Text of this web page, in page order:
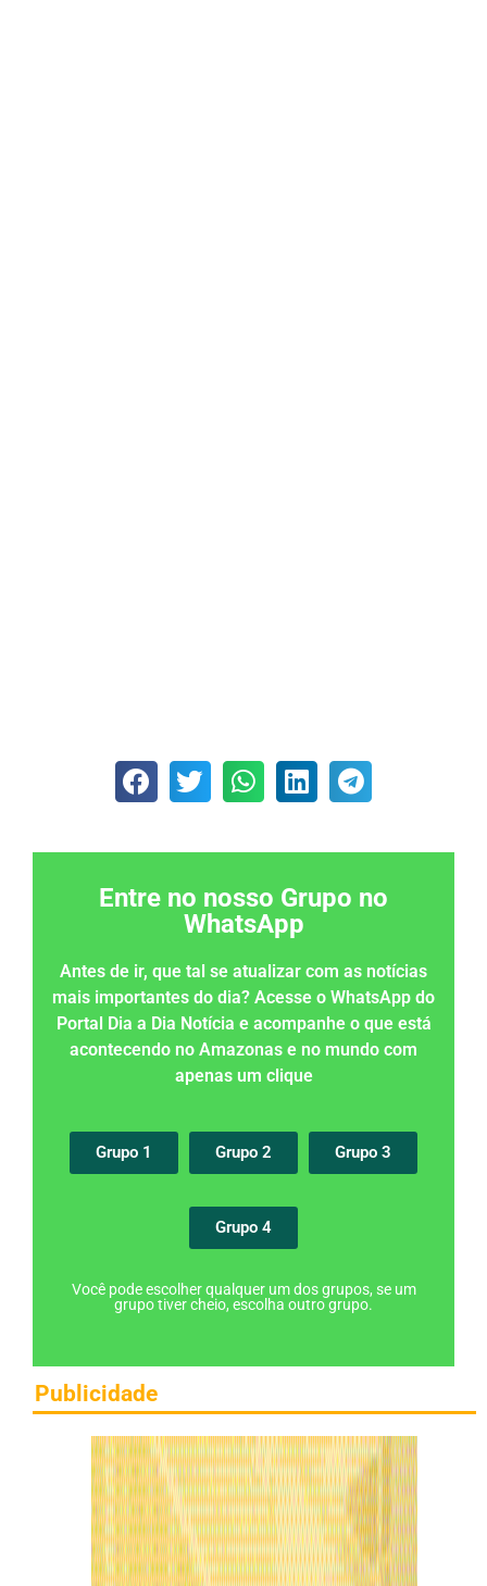
Entre no nosso Grupo no
WhatsApp
Antes de ir, que tal se atualizar com as notícias
mais importantes do dia? Acesse o WhatsApp do
Portal Dia a Dia Notícia e acompanhe o que está
acontecendo no Amazonas e no mundo com
apenas um clique
Grupo 1 Grupo 2 Grupo 3
Grupo 4
Você pode escolher qualquer um dos grupos, se um
grupo tiver cheio, escolha outro grupo.
Publicidade